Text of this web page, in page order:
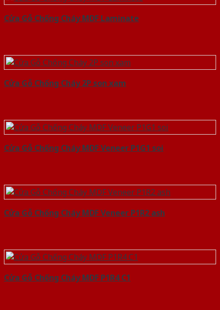
Cửa Gỗ Chống Cháy MDF Laminate
Cửa Gỗ Chống Cháy 2P son xam
Cửa Gỗ Chống Cháy MDF Veneer P1G1 soi
Cửa Gỗ Chống Cháy MDF Veneer P1R2 ash
Cửa Gỗ Chống Cháy MDF P1R4 C1